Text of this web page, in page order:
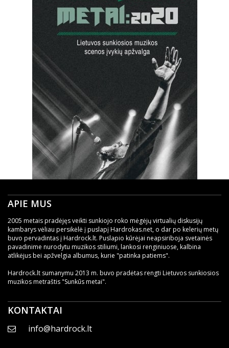
APIE MUS
2005 metais pradėjęs veikti sunkiojo roko mėgėjų virtualių diskusijų
kambarys vėliau persikėlė į puslapį Hardrokas.net, o dar po kelerių metų
buvo pervadintas į Hardrock.lt. Puslapio kūrėjai neapsiriboja svetainės
pavadinime nurodytu muzikos stiliumi, lankosi renginiuose, kalbina
atlikėjus bei apžvelgia albumus, kurie "patinka patiems".
Hardrock.lt sumanymu 2013 m. buvo pradėtas rengti Lietuvos sunkiosios
muzikos metraštis "Sunkūs metai".
KONTAKTAI
info@hardrock.lt